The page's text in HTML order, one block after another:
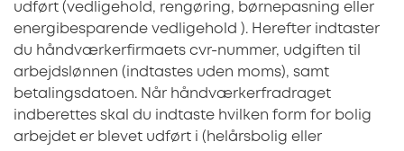
udført (vedligehold, rengøring, børnepasning eller
energibesparende vedligehold ). Herefter indtaster
du håndværkerfirmaets cvr-nummer, udgiften til
arbejdslønnen (indtastes uden moms), samt
betalingsdatoen. Når håndværkerfradraget
indberettes skal du indtaste hvilken form for bolig
arbejdet er blevet udført i (helårsbolig eller